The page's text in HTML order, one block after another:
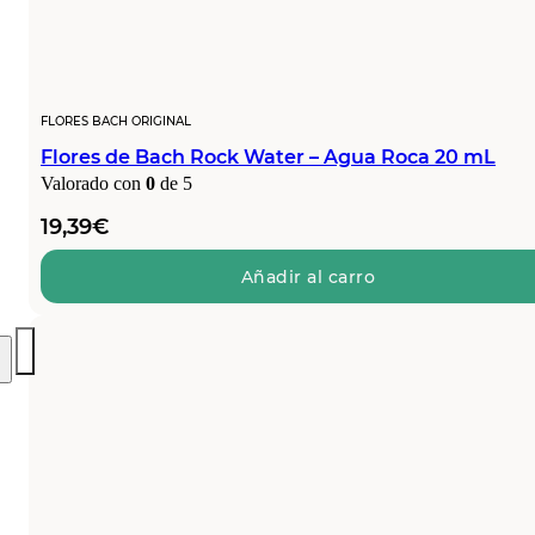
FLORES BACH ORIGINAL
Flores de Bach Rock Water – Agua Roca 20 mL
Valorado con 0 de 5
19,39€
Añadir al carro